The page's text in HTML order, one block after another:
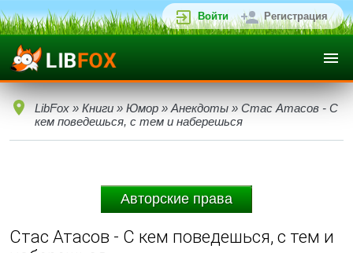
Войти Регистрация
LibFox » Книги » Юмор » Анекдоты » Стас Атасов - С
кем поведешься, с тем и наберешься
Авторские права
Стас Атасов - С кем поведешься, с тем и